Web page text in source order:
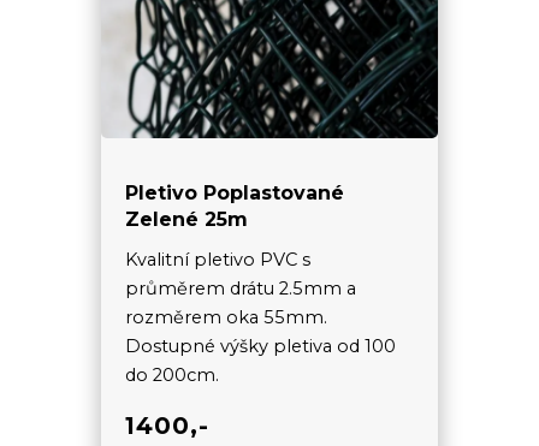
Pletivo Poplastované
Zelené 25m
Kvalitní pletivo PVC s
průměrem drátu 2.5mm a
rozměrem oka 55mm.
Dostupné výšky pletiva od 100
do 200cm.
1400,-